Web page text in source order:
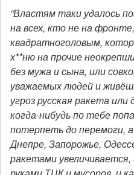
“Властям таки удалось
на всех, кто не на
квадратноголовым,
х**ню на прочие
без мужа и сына, или
уважаемых людей и
угроз русская ракета
когда-нибудь по тебе
потерпеть до перемоги,
Днепре, Запорожье,
ракетами